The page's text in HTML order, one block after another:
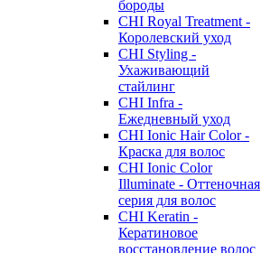
бороды
CHI Royal Treatment -
Королевский уход
CHI Styling -
Ухаживающий
стайлинг
CHI Infra -
Ежедневный уход
CHI Ionic Hair Color -
Краска для волос
CHI Ionic Color
Illuminate - Оттеночная
серия для волос
CHI Keratin -
Кератиновое
восстановление волос